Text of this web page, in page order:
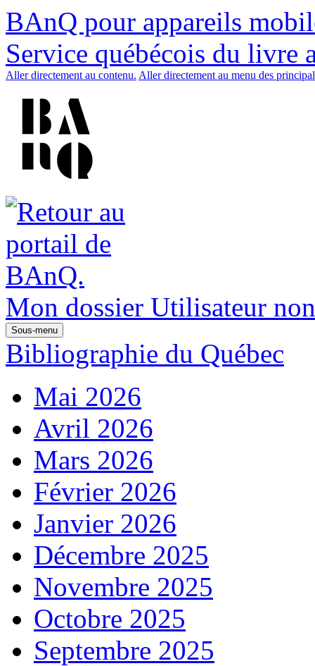
BAnQ pour appareils
Service québécois du livre
Aller directement au contenu. Aller directement au menu des
Mon dossier Utilisateur
Sous-menu
Bibliographie du Québec
Mai 2026
Avril 2026
Mars 2026
Février 2026
Janvier 2026
Décembre 2025
Novembre 2025
Octobre 2025
Septembre 2025